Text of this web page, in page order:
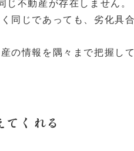
じ不動産が存在しません。
同じであっても、劣化具
の情報を隅々まで把握し
てくれる